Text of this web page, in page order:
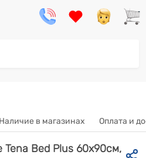
Наличие в магазинах Оплата и
Bed Plus 60х90см,